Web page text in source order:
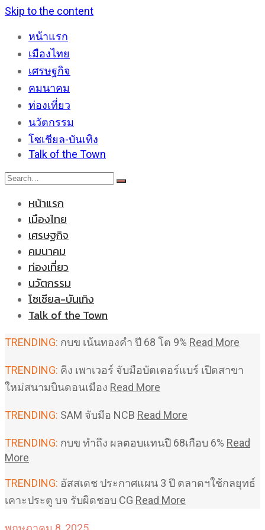
Skip to the content
หน้าแรก
เมืองไทย
เศรษฐกิจ
คมนาคม
ท่องเที่ยว
นวัตกรรม
โซเชียล-บันเทิง
Talk of the Town
หน้าแรก
เมืองไทย
เศรษฐกิจ
คมนาคม
ท่องเที่ยว
นวัตกรรม
โซเชียล-บันเทิง
Talk of the Town
TRENDING: กบข เน้นทองคำ ปี 68 โต 9% Read More
TRENDING: คิง เพาเวอร์ จับมือบัตเตอร์แบร์ เปิดสาขา
ใหม่สนามบินดอนเมือง Read More
TRENDING: SAM จับมือ NCB Read More
TRENDING: กบข ทำถึง ผลตอบแทนปี 68เกือบ 6% Read
More
TRENDING: อัสสเดช ประกาศแผน 3 ปี ตลาดฯใช้กลยุทธ์
เคาะประตู บจ รับผิดชอบ CG Read More